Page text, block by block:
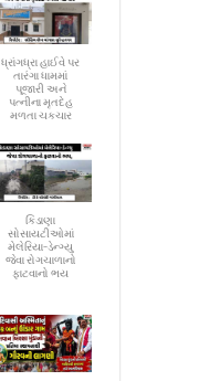
ધ્રાંગધ્રા હાઈવે પર
તારંગા ધામમાં
પૂજારી અને
પત્નીના મૃતદેહ
મળતા ચકચાર
કિડાણા
સોસાયટીઓમાં
મેલેરિયા-ડેન્ગ્યુ
જેવા રોગચાળાનો
ફાટવાનો ભય